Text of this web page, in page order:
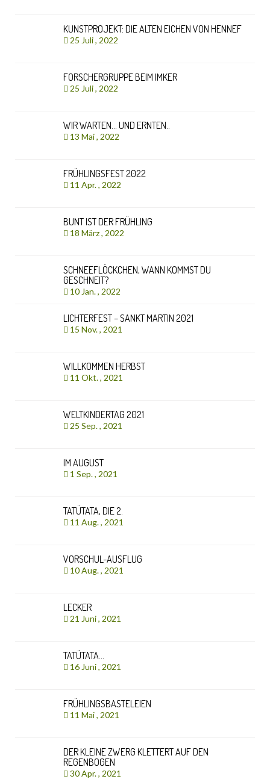
KUNSTPROJEKT: DIE ALTEN EICHEN VON HENNEF
25 Juli , 2022
FORSCHERGRUPPE BEIM IMKER
25 Juli , 2022
WIR WARTEN… UND ERNTEN..
13 Mai , 2022
FRÜHLINGSFEST 2022
11 Apr. , 2022
BUNT IST DER FRÜHLING
18 März , 2022
SCHNEEFLÖCKCHEN, WANN KOMMST DU
GESCHNEIT?
10 Jan. , 2022
LICHTERFEST – SANKT MARTIN 2021
15 Nov. , 2021
WILLKOMMEN HERBST
11 Okt. , 2021
WELTKINDERTAG 2021
25 Sep. , 2021
IM AUGUST
1 Sep. , 2021
TATÜTATA, DIE 2.
11 Aug. , 2021
VORSCHUL-AUSFLUG
10 Aug. , 2021
LECKER
21 Juni , 2021
TATÜTATA…
16 Juni , 2021
FRÜHLINGSBASTELEIEN
11 Mai , 2021
DER KLEINE ZWERG KLETTERT AUF DEN
REGENBOGEN
30 Apr. , 2021